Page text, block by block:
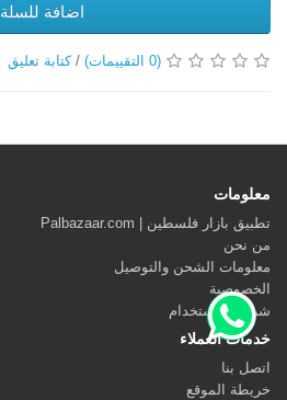
اضافة للسلة
(0 التقييمات) /كتابة تعليق
معلومات
تطبيق بازار فلسطين | Palbazaar.com
من نحن
معلومات الشحن والتوصيل
الخصوصية
شروط الاستخدام
خدمات العملاء
اتصل بنا
خريطة الموقع